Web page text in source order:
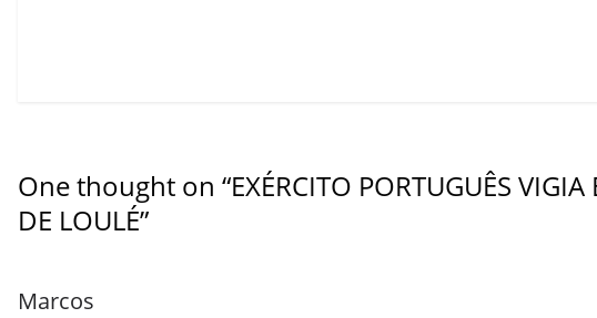
One thought on “EXÉRCITO PORTUGUÊS
DE LOULÉ”
Marcos